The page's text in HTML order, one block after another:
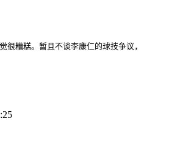
很糟糕。暂且不谈李康仁的球技争议，